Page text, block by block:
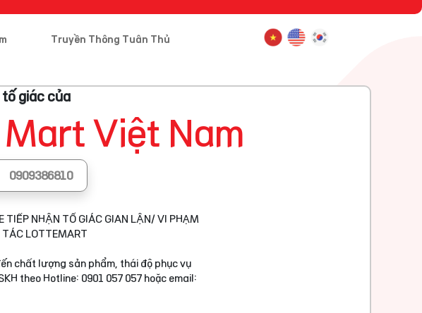
Truyền Thông Tuân Thủ
giác của
Mart Việt Nam
0909386810
TIẾP NHẬN TỐ GIÁC GIAN LẬN/ VI PHẠM
LOTTEMART
chất lượng sản phẩm, thái độ phục vụ
theo Hotline: 0901 057 057 hoặc email: